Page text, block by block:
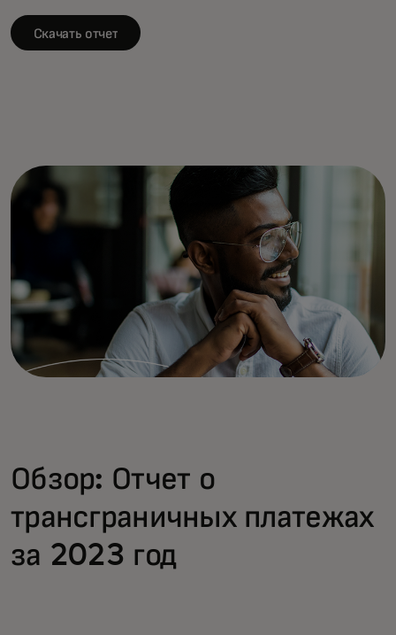
Скачать отчет
Обзор: Отчет о
трансграничных платежах
за 2023 год